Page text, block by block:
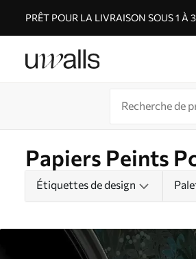
PRÊT POUR LA LIVRAISON SOUS 1 À
Papiers Peints
Étiquettes de design